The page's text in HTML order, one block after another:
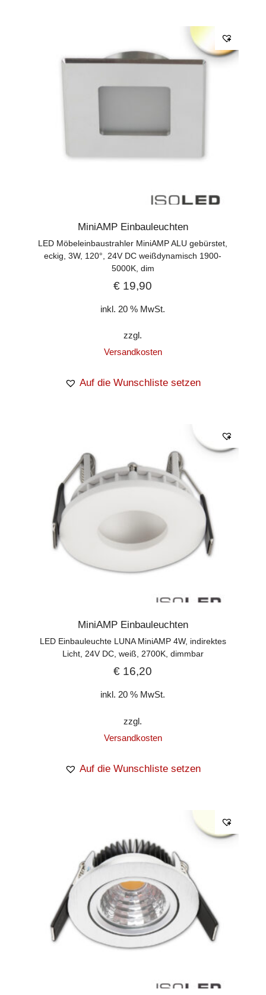
MiniAMP Einbauleuchten
LED Möbeleinbaustrahler MiniAMP ALU gebürstet,
eckig, 3W, 120°, 24V DC weißdynamisch 1900-
5000K, dim
€ 19,90
inkl. 20 % MwSt.
zzgl.
Versandkosten
Auf die Wunschliste setzen
MiniAMP Einbauleuchten
LED Einbauleuchte LUNA MiniAMP 4W, indirektes
Licht, 24V DC, weiß, 2700K, dimmbar
€ 16,20
inkl. 20 % MwSt.
zzgl.
Versandkosten
Auf die Wunschliste setzen